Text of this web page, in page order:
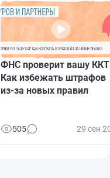
ФНС проверит вашу
Как избежать штрафов
из-за новых правил
505 29 сен